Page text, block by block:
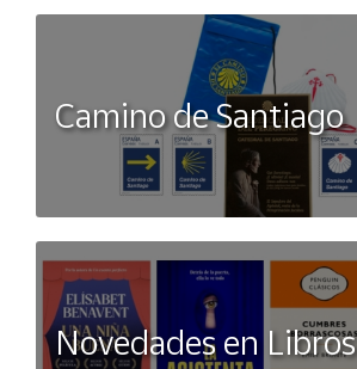
Camino de Santiago
Novedades en Libros